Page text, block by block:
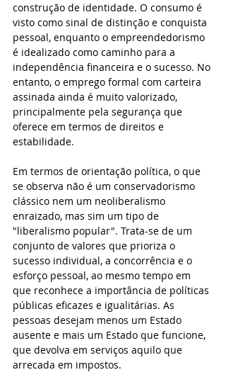
construção de identidade. O consumo é
visto como sinal de distinção e conquista
pessoal, enquanto o empreendedorismo
é idealizado como caminho para a
independência financeira e o sucesso. No
entanto, o emprego formal com carteira
assinada ainda é muito valorizado,
principalmente pela segurança que
oferece em termos de direitos e
estabilidade.
Em termos de orientação política, o que
se observa não é um conservadorismo
clássico nem um neoliberalismo
enraizado, mas sim um tipo de
"liberalismo popular". Trata-se de um
conjunto de valores que prioriza o
sucesso individual, a concorrência e o
esforço pessoal, ao mesmo tempo em
que reconhece a importância de políticas
públicas eficazes e igualitárias. As
pessoas desejam menos um Estado
ausente e mais um Estado que funcione,
que devolva em serviços aquilo que
arrecada em impostos.